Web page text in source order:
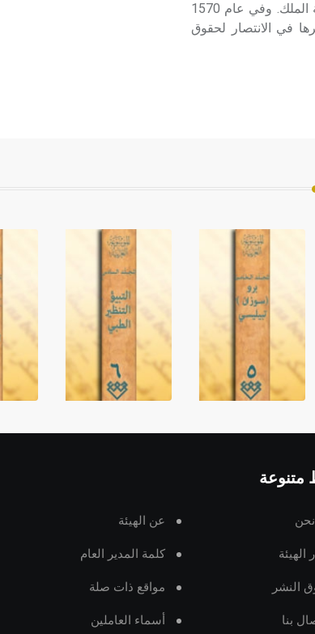
لممارسة مهنة المحاماة، ثم ترك المحاماة عام 1561 للدخول في خدمة الملك. وفي عام 1570
في الانتصار لحقوق
متنوعة
عن الهيئة
الهيئة كلمة المدير العام
النشر مواقع ذات صلة
بنا أسماء العاملين